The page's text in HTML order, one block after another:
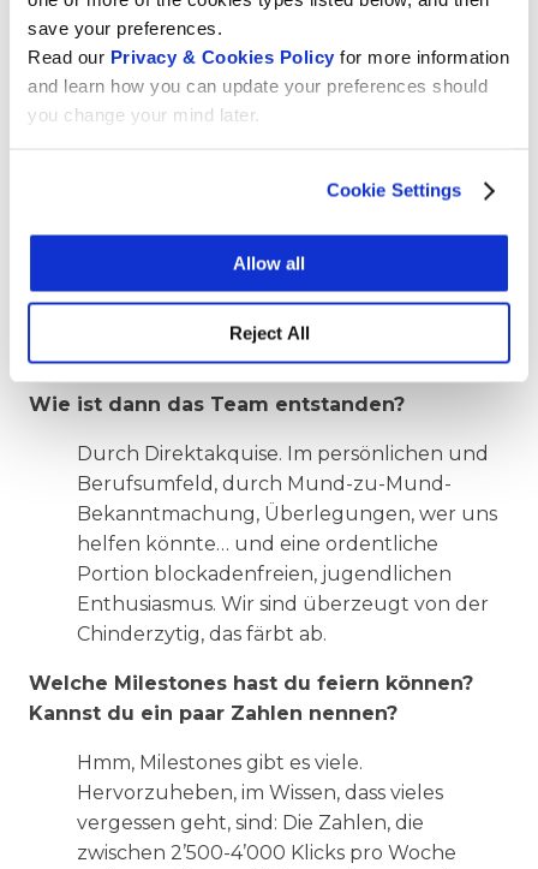
save your preferences.
Read our Privacy & Cookies Policy for more information
and learn how you can update your preferences should
you change your mind later.
Cookie Settings
Allow all
Reject All
und der Ernsthaftigkeit bewusst, was Ulrich
und später dann auch Ilario Valedelli,
Innovation Manager von Wikimedia CH,
offenbar überzeugt hat.
Die Finanzierung ist die grösste
Herausforderung. Alle finden das Produkt
toll und einzigartig, doch die Finanzierung
und einhergehende Implementierung in die
Wie ist dann das Team entstanden?
Durch Direktakquise. Im persönlichen und
Berufsumfeld, durch Mund-zu-Mund-
Bekanntmachung, Überlegungen, wer uns
helfen könnte… und eine ordentliche
Portion blockadenfreien, jugendlichen
Enthusiasmus. Wir sind überzeugt von der
Chinderzytig, das färbt ab.
Welche Milestones hast du feiern können?
Kannst du ein paar Zahlen nennen?
Hmm, Milestones gibt es viele.
Hervorzuheben, im Wissen, dass vieles
vergessen geht, sind: Die Zahlen, die
zwischen 2’500-4’000 Klicks pro Woche